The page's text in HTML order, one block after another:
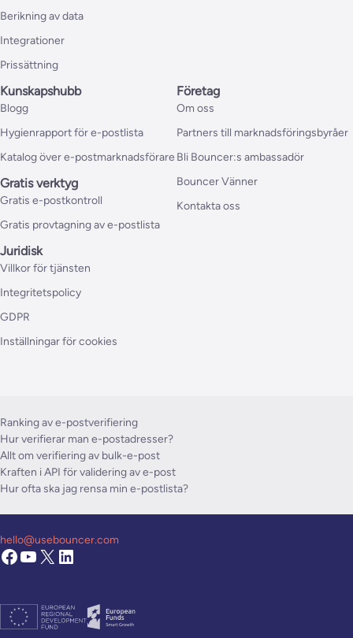
Berikning av data
Integrationer
Prissättning
Kunskapshubb
Blogg
Hygienrapport för e-postlista
Katalog över e-postmarknadsförare
Gratis verktyg
Gratis e-postkontroll
Gratis provtagning av e-postlista
Företag
Om oss
Partners till marknadsföringsbyråer
Bli Bouncer:s ambassadör
Bouncer Vänner
Kontakta oss
Juridisk
Villkor för tjänsten
Integritetspolicy
GDPR
Inställningar för cookies
Ranking av e-postverifiering
Hur verifierar man e-postadresser?
Allt om verifiering av bulk-e-post
Kraften i API för validering av e-post
Hur ofta ska jag rensa min e-postlista?
hello@usebouncer.com